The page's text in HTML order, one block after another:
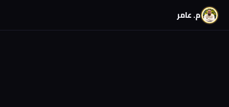
م. عامر